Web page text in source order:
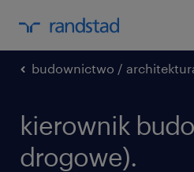
budownictwo /
kierownik
drogowe).